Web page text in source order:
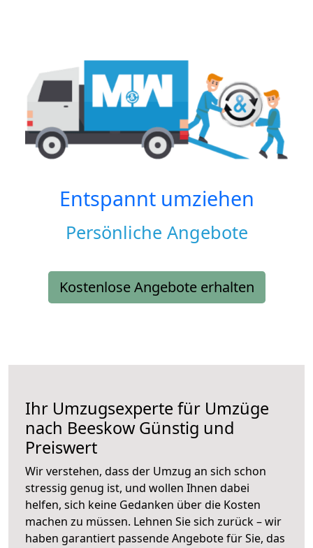
Entspannt umziehen
Persönliche Angebote
Kostenlose Angebote erhalten
Ihr Umzugsexperte für Umzüge
nach Beeskow Günstig und
Preiswert
Wir verstehen, dass der Umzug an sich schon
stressig genug ist, und wollen Ihnen dabei
helfen, sich keine Gedanken über die Kosten
machen zu müssen. Lehnen Sie sich zurück – wir
haben garantiert passende Angebote für Sie, das